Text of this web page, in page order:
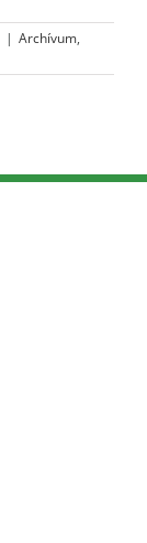
| Archívum,